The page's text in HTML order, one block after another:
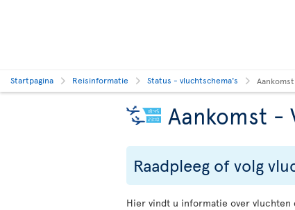
Startpagina Reisinformatie Status - vluchtschema's
Aankomst -
Raadpleeg of volg
Hier vindt u informatie over vluchten